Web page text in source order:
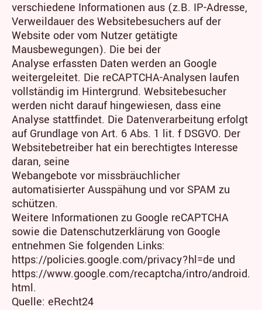
verschiedene Informationen aus (z.B. IP-Adresse,
Verweildauer des Websitebesuchers auf der
Website oder vom Nutzer getätigte
Mausbewegungen). Die bei der
Analyse erfassten Daten werden an Google
weitergeleitet. Die reCAPTCHA-Analysen laufen
vollständig im Hintergrund. Websitebesucher
werden nicht darauf hingewiesen, dass eine
Analyse stattfindet. Die Datenverarbeitung erfolgt
auf Grundlage von Art. 6 Abs. 1 lit. f DSGVO. Der
Websitebetreiber hat ein berechtigtes Interesse
daran, seine
Webangebote vor missbräuchlicher
automatisierter Ausspähung und vor SPAM zu
schützen.
Weitere Informationen zu Google reCAPTCHA
sowie die Datenschutzerklärung von Google
entnehmen Sie folgenden Links:
https://policies.google.com/privacy?hl=de und
https://www.google.com/recaptcha/intro/android.
html.
Quelle: eRecht24